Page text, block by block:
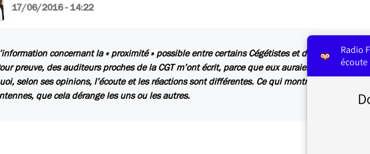
17/06/2016 - 14:22
concernant la « proximité » possible entre certains Cégétistes et des casseurs a
preuve, des auditeurs proches de la CGT m’ont écrit, parce que eux auraient préféré que
selon ses opinions, l’écoute et les réactions sont différentes. Ce qui montre justement
que cela dérange les uns ou les autres.
Radio
écoute